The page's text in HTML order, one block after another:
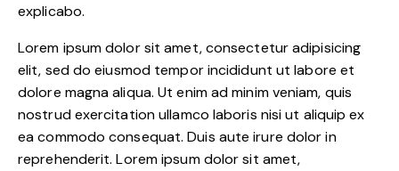
explicabo.
Lorem ipsum dolor sit amet, consectetur adipisicing
elit, sed do eiusmod tempor incididunt ut labore et
dolore magna aliqua. Ut enim ad minim veniam, quis
nostrud exercitation ullamco laboris nisi ut aliquip ex
ea commodo consequat. Duis aute irure dolor in
reprehenderit. Lorem ipsum dolor sit amet,